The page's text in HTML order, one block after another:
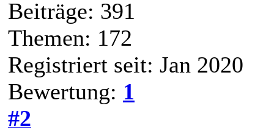
Beiträge: 391
Themen: 172
Registriert seit: Jan 2020
Bewertung: 1
#2